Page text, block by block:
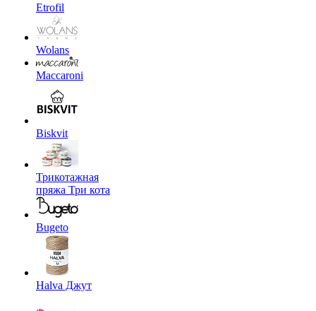
Etrofil
Wolans
Maccaroni
Biskvit
Трикотажная
пряжа Три кота
Bugeto
Halva Джут